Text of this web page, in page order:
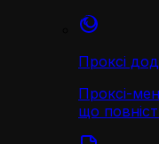
Проксі
Проксі-
що